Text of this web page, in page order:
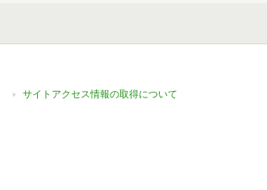
サイトアクセス情報の取得について